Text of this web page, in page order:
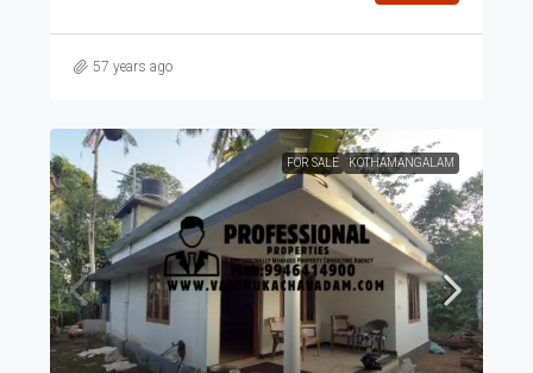
57 years ago
FOR SALE KOTHAMANGALAM